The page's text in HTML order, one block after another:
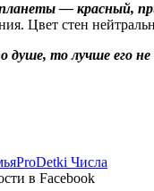
— красный,
Цвет стен
то лучше его
ProDetki Числа
в Facebook